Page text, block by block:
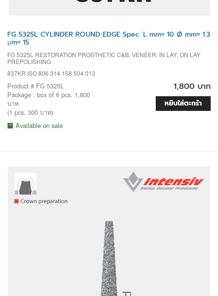
FG 5325L CYLINDER ROUND EDGE Spec. L mm= 10 Ø mm= 1.3
µm= 15
FG 5325L RESTORATION PROSTHETIC C&B, VENEER, IN LAY, ON LAY
PREPOLISHING
837KR ISO 806 314 158 504 013
Product # FG 5325L
Package : box of 6 pcs. 1,800
บาท
(1 pcs. 300 บาท)
Available on sale
1,800 บาท
หยิบใส่ตะกร้า